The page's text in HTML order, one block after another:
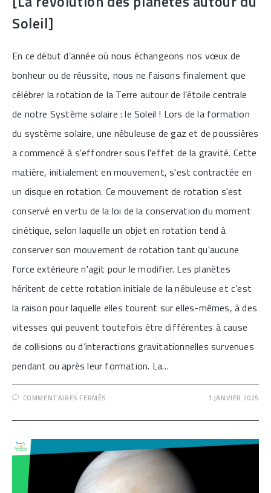
Soleil]
En ce début d’année où nous échangeons nos vœux de
bonheur ou de réussite, nous ne faisons finalement que
célébrer la rotation de la Terre autour de l’étoile centrale
de notre Système solaire : le Soleil ! Lors de la formation
du système solaire, une nébuleuse de gaz et de poussières
a commencé à s'effondrer sous l'effet de la gravité. Cette
matière, initialement en mouvement, s'est contractée en
un disque en rotation. Ce mouvement de rotation s'est
conservé en vertu de la loi de la conservation du moment
cinétique, selon laquelle un objet en rotation tend à
conserver son mouvement de rotation tant qu'aucune
force extérieure n'agit pour le modifier. Les planètes
héritent de cette rotation initiale de la nébuleuse et c’est
la raison pour laquelle elles tourent sur elles-mêmes, à des
vitesses qui peuvent toutefois être différentes à cause
de collisions ou d’interactions gravitationnelles survenues
pendant ou après leur formation. La…
COMMENTAIRES FERMÉS
DES
AUTOUR
SOLEIL]
1 JANVIER 2025